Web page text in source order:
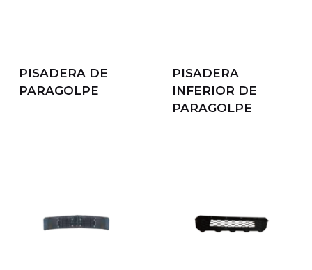
PISADERA DE
PARAGOLPE
PISADERA
INFERIOR DE
PARAGOLPE